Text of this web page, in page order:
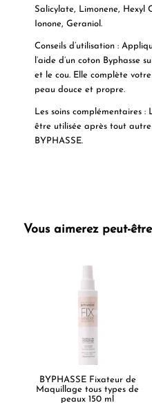
Salicylate, Limonene, Hexyl
Ionone, Geraniol.
Conseils d’utilisation :
l’aide d’un coton Byphasse
et le cou. Elle complète
peau douce et propre.
Les soins complémentaires
être utilisée après tout
BYPHASSE.
Vous aimerez peut-
BYPHASSE Fixateur de
Maquillage tous types de
peaux 150 ml